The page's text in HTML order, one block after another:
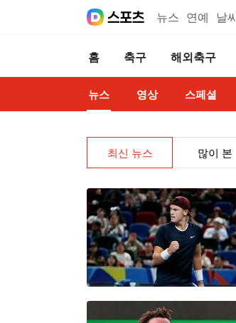
뉴스 연예 날씨
홈 축구 해외축구
뉴스 영상 스페셜
최신 뉴스 많이 본